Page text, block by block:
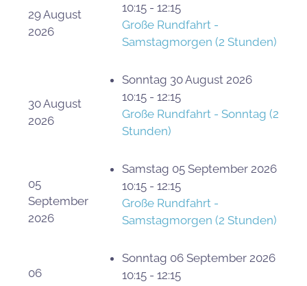
29 August
2026
10:15 - 12:15
Große Rundfahrt -
Samstagmorgen (2 Stunden)
30 August
2026
Sonntag 30 August 2026
10:15 - 12:15
Große Rundfahrt - Sonntag (2
Stunden)
05
September
2026
Samstag 05 September 2026
10:15 - 12:15
Große Rundfahrt -
Samstagmorgen (2 Stunden)
06
Sonntag 06 September 2026
10:15 - 12:15